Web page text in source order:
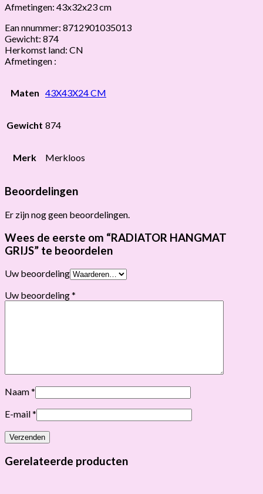
Afmetingen: 43x32x23 cm
Ean nnummer: 8712901035013
Gewicht: 874
Herkomst land: CN
Afmetingen :
Maten 43X43X24 CM
Gewicht 874
Merk Merkloos
Beoordelingen
Er zijn nog geen beoordelingen.
Wees de eerste om “RADIATOR HANGMAT
GRIJS” te beoordelen
Uw beoordeling
Uw beoordeling*
Naam*
E-mail*
Gerelateerde producten